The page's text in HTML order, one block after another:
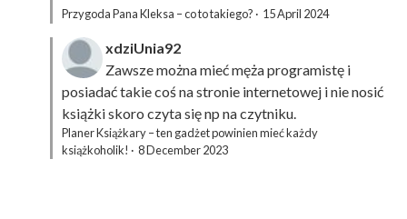
Przygoda Pana Kleksa – co to takiego? · 15 April 2024
xdziUnia92
Zawsze można mieć męża programistę i
posiadać takie coś na stronie internetowej i nie nosić
książki skoro czyta się np na czytniku.
Planer Książkary – ten gadżet powinien mieć każdy
książkoholik! · 8 December 2023